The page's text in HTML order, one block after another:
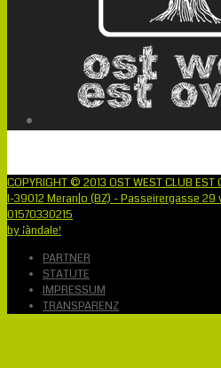
COPYRIGHT © 2013 OST WEST CLUB EST
I-39012 Meran|o (BZ) - Passeirergasse 29
01570330215
by ¡àndale!
PARTNER
STATUTE
IMPRESSUM
TRANSPARENZ